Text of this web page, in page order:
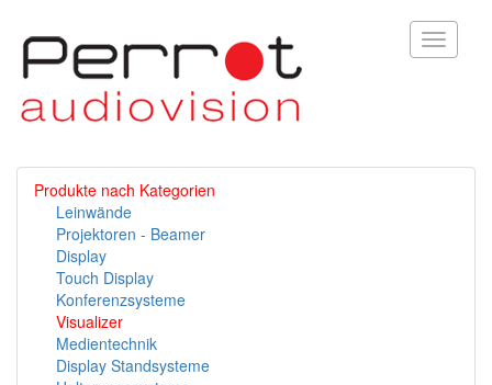
Toggle
Produkte nach Kategorien
Leinwände
Projektoren - Beamer
Display
Touch Display
Konferenzsysteme
Visualizer
Medientechnik
Display Standsysteme